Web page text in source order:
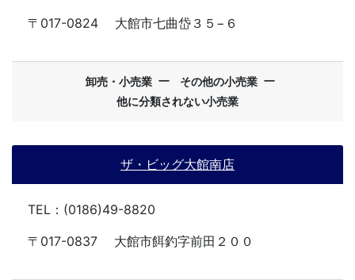
〒017-0824
大館市七曲岱３５−６
卸売・小売業 ー その他の小売業 ー
他に分類されない小売業
ザ・ビッグ大館南店
TEL：(0186)49-8820
〒017-0837
大館市餌釣字前田２００